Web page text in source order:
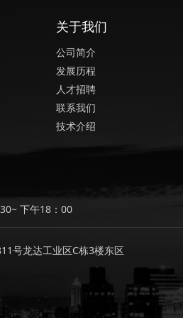
关于我们
公司简介
发展历程
人才招聘
联系我们
技术介绍
下午18：00
号龙达工业区C栋3楼东区